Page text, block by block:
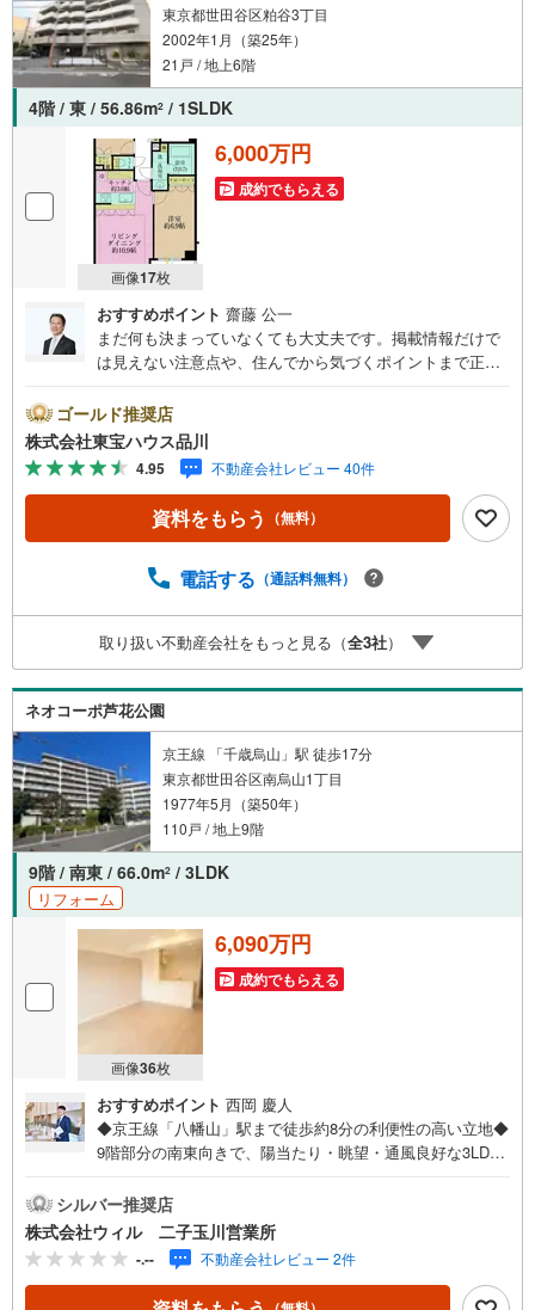
東京都世田谷区粕谷3丁目
2002年1月（築25年）
21戸 / 地上6階
4階 / 東 / 56.86m2 / 1SLDK
画像17枚
6,000万円
成約でもらえる
おすすめポイント 齋藤 公一
まだ何も決まっていなくても大丈夫です。掲載情報だけで
は見えない注意点や、住んでから気づくポイントまで正直
とも包み隠さずお伝えし、「納得して選ぶ」ためのサポー
トを大切にしています。現地でしか分からないリアルな情
報も含めて、一緒に後悔しない住まい探しを進めていきま
しょう。まずはお気軽にご相談ください。【Yahoo！ 不動
産キャンペーン対象店舗】当店で物件を成約するとPayPay
ボーナスライトがもらえる「Yahoo！ 不動産 物件ご成約キ
予約をする」ボタンからお問い合わせください。※必ずYah
スライトは出金と譲渡はできません。ご案内・詳細な資料
のご請求はお気軽にどうぞ♪お電話でのお問い合わせも常
時受け付けております！お気軽にお問い合わせください。
ゴールド推奨店
株式会社東宝ハウス品川
4.95 不動産会社レビュー 40件
資料をもらう （無料）
電話する （通話料無料）
取り扱い不動産会社をもっと見る（全3社）
ネオコーポ芦花公園
京王線 「千歳烏山」駅 徒歩17分
東京都世田谷区南烏山1丁目
1977年5月（築50年）
110戸 / 地上9階
9階 / 南東 / 66.0m2 / 3LDK
リフォーム
画像36枚
6,090万円
成約でもらえる
おすすめポイント 西岡 慶人
◆京王線「八幡山」駅まで徒歩約8分の利便性の高い立地◆
9階部分の南東向きで、陽当たり・眺望・通風良好な3LDK
め、大きなお荷物もスッキリ片付きます◆花粉の季節や雨
の日のお洗濯にも活躍する浴室乾燥機付き◆2026年6月内
装リフォーム実施！気持ち良く新生活を始められます◆不
在がちな方の心強い味方、宅配ボックスをお使いいただけ
ます◆「芦花小学校」まで徒歩約7分！子育て世帯に嬉しい
シルバー推奨店
株式会社ウィル 二子玉川営業所
-.-- 不動産会社レビュー 2件